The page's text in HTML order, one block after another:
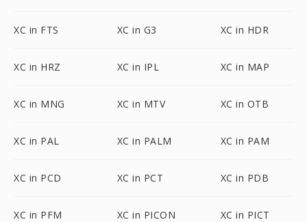
XC in FTS XC in G3 XC in HDR
XC in HRZ XC in IPL XC in MAP
XC in MNG XC in MTV XC in OTB
XC in PAL XC in PALM XC in PAM
XC in PCD XC in PCT XC in PDB
XC in PFM XC in PICON XC in PICT